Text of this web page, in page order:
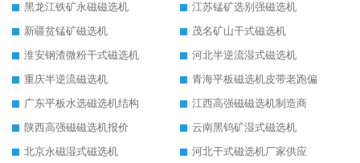
黑龙江铁矿永磁磁选机
江苏锰矿选别强磁选机
新疆贫锰矿磁选机
茂名矿山干式磁选机
淮安钢渣微粉干式磁选机
河北半逆流湿式磁选机
重庆半逆流磁选机
青海平板磁选机皮带老跑偏
广东平板水选磁选机结构
江西高强磁磁选机制造商
陕西高强磁磁选机报价
云南黑钨矿湿式磁选机
北京永磁湿式磁选机
河北干式磁选机厂家供应